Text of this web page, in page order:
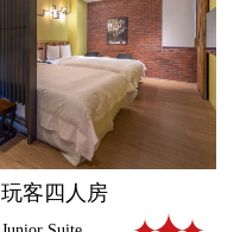
玩客四人房